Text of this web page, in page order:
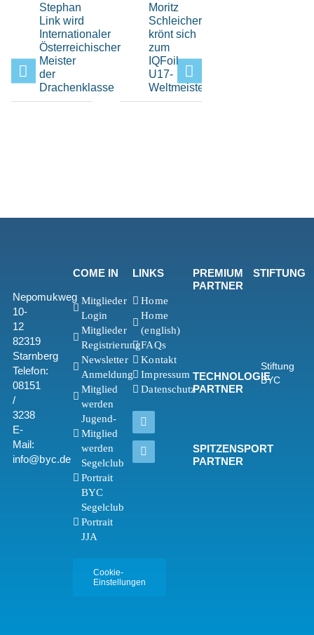
Stephan
Link wird
Internationaler
Österreichischer
Meister
der
Drachenklasse
Moritz
Schleicher
krönt sich
zum
IQFoil
U17-
Weltmeister
Nepomukweg
10-
12
82319
Starnberg
Telefon:
08151
/
3238
E-
Mail:
info@byc.de
COME IN
Mitglieder
Login
Mitglieder
Registrierung
Newsletter
Anmeldung
Mitglied
werden
Jugend-
Mitglied
werden
Segelclub
Portrait
BYC
Segelclub
Portrait
JJA
Cookie-
Einstellungen
LINKS
Home
Home
(english)
FAQs
Kontakt
Impressum
Datenschutz
PREMIUM
PARTNER
TECHNOLOGIE
PARTNER
SPITZENSPORT
PARTNER
STIFTUNG
Stiftung
BYC